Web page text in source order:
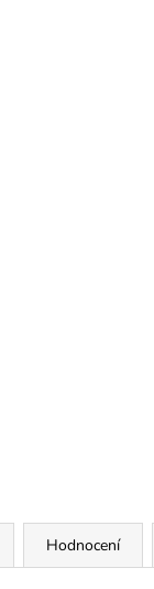
Hodnocení